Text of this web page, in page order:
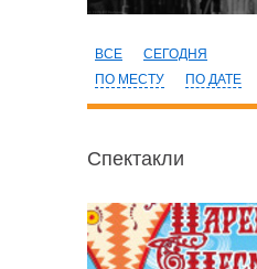
ВСЕ
СЕГОДНЯ
ПО МЕСТУ
ПО ДАТЕ
Спектакли